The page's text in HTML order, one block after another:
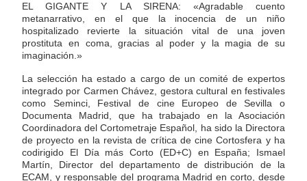
EL GIGANTE Y LA SIRENA: «Agradable cuento
metanarrativo, en el que la inocencia de un niño
hospitalizado revierte la situación vital de una joven
prostituta en coma, gracias al poder y la magia de su
imaginación.»
La selección ha estado a cargo de un comité de expertos
integrado por Carmen Chávez, gestora cultural en festivales
como Seminci, Festival de cine Europeo de Sevilla o
Documenta Madrid, que ha trabajado en la Asociación
Coordinadora del Cortometraje Español, ha sido la Directora
de proyecto en la revista de crítica de cine Cortosfera y ha
codirigido El Día más Corto (ED+C) en España; Ismael
Martín, Director del departamento de distribución de la
ECAM, y responsable del programa Madrid en corto, desde